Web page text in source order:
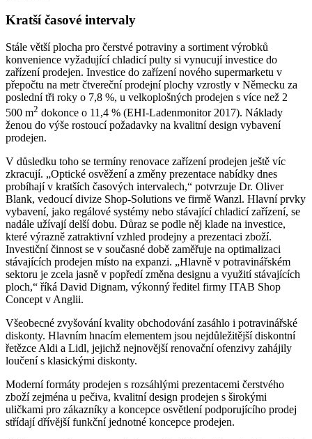
Kratší časové intervaly
Stále větší plocha pro čerstvé potraviny a sortiment výrobků
konvenience vyžadující chladicí pulty si vynucují investice do
zařízení prodejen. Investice do zařízení nového supermarketu v
přepočtu na metr čtvereční prodejní plochy vzrostly v Německu za
poslední tři roky o 7,8 %, u velkoplošných prodejen s více než 2
500 m2 dokonce o 11,4 % (EHI-Ladenmonitor 2017). Náklady
ženou do výše rostoucí požadavky na kvalitní design vybavení
prodejen.
V důsledku toho se termíny renovace zařízení prodejen ještě víc
zkracují. „Optické osvěžení a změny prezentace nabídky dnes
probíhají v kratších časových intervalech,“ potvrzuje Dr. Oliver
Blank, vedoucí divize Shop-Solutions ve firmě Wanzl. Hlavní prvky
vybavení, jako regálové systémy nebo stávající chladicí zařízení, se
nadále užívají delší dobu. Důraz se podle něj klade na investice,
které výrazně zatraktivní vzhled prodejny a prezentaci zboží.
Investiční činnost se v současné době zaměřuje na optimalizaci
stávajících prodejen místo na expanzi. „Hlavně v potravinářském
sektoru je zcela jasně v popředí změna designu a využití stávajících
ploch,“ říká David Dignam, výkonný ředitel firmy ITAB Shop
Concept v Anglii.
Všeobecné zvyšování kvality obchodování zasáhlo i potravinářské
diskonty. Hlavním hnacím elementem jsou nejdůležitější diskontní
řetězce Aldi a Lidl, jejichž nejnovější renovační ofenzivy zahájily
loučení s klasickými diskonty.
Moderní formáty prodejen s rozsáhlými prezentacemi čerstvého
zboží zejména u pečiva, kvalitní design prodejen s širokými
uličkami pro zákazníky a koncepce osvětlení podporujícího prodej
střídají dřívější funkční jednotné koncepce prodejen.